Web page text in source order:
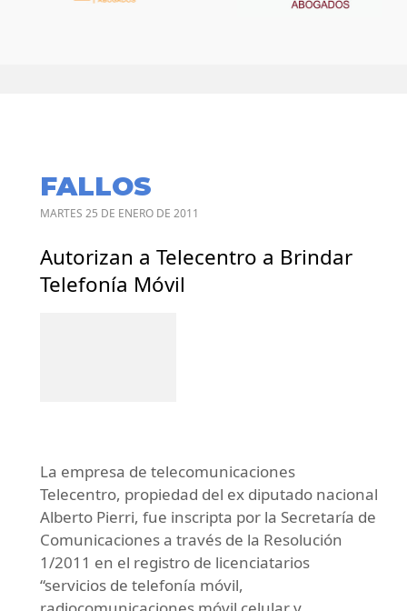
FALLOS
MARTES 25 DE ENERO DE 2011
Autorizan a Telecentro a Brindar
Telefonía Móvil
La empresa de telecomunicaciones
Telecentro, propiedad del ex diputado nacional
Alberto Pierri, fue inscripta por la Secretaría de
Comunicaciones a través de la Resolución
1/2011 en el registro de licenciatarios
“servicios de telefonía móvil,